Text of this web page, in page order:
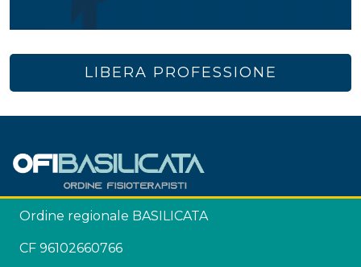
LIBERA PROFESSIONE
Ordine regionale BASILICATA
CF 96102660766